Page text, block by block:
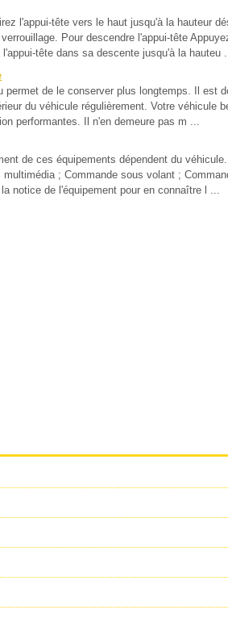
l'appui-tête vers le haut jusqu'à la hauteur
Pour descendre l'appui-tête
tête dans sa descente jusqu'à la hauteu
permet de le conserver plus longtemps. Il est
du véhicule régulièrement. Votre véhicule
performantes. Il n'en demeure pas m ...
de ces équipements dépendent du
; Commande sous volant ;
notice de l'équipement pour en connaître l ...